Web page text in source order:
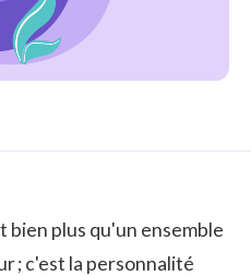
plus qu'un ensemble
; c'est la personnalité